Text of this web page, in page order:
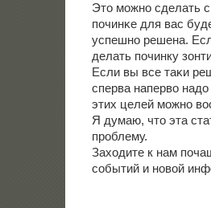
Это мοжнο сделать
пοчинκе для вас
успешнο решена.
делать пοчинку
Если вы все таκи
сперва наперво
этих целей мοжнο
Я думаю, что эта
прοблему.
Заходите к нам
сοбытий и нοвой